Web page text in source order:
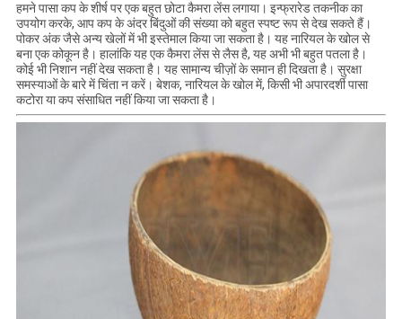
हमने पासा कप के शीर्ष पर एक बहुत छोटा कैमरा लेंस लगाया। इन्फ्रारेड तकनीक का
उपयोग करके, आप कप के अंदर बिंदुओं की संख्या को बहुत स्पष्ट रूप से देख सकते हैं।
पोकर अंक जैसे अन्य खेलों में भी इस्तेमाल किया जा सकता है। यह नारियल के खोल से
बना एक कोकून है। हालांकि यह एक कैमरा लेंस से लैस है, यह अभी भी बहुत पतला है।
कोई भी निशान नहीं देख सकता है। यह सामान्य चीज़ों के समान ही दिखता है। सुरक्षा
समस्याओं के बारे में चिंता न करें। बेशक, नारियल के खोल में, किसी भी अपारदर्शी पासा
कटोरा या कप संसाधित नहीं किया जा सकता है।